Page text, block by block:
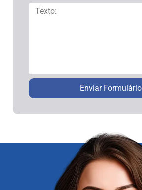
Enviar Formulário